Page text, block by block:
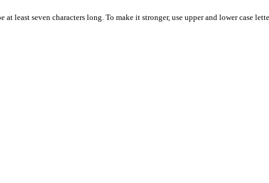
at least seven characters long. To make it stronger, use upper and lower case